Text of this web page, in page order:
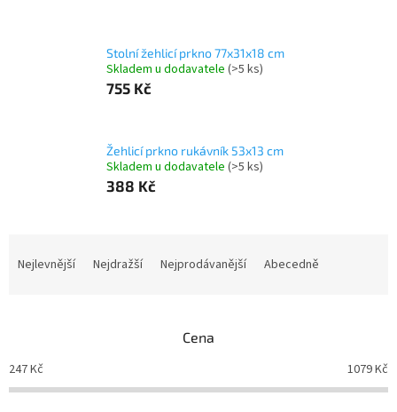
Stolní žehlicí prkno 77x31x18 cm
Skladem u dodavatele (>5 ks)
755 Kč
Žehlicí prkno rukávník 53x13 cm
Skladem u dodavatele (>5 ks)
388 Kč
p
r
o
Nejlevnější Nejdražší Nejprodávanější Abecedně
Cena
247Kč 1079Kč